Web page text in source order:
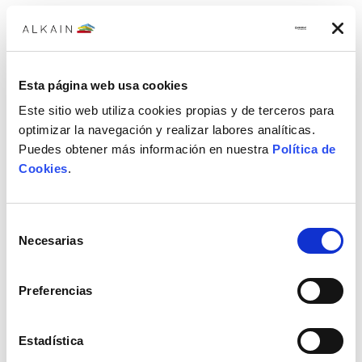
Esta página web usa cookies
Este sitio web utiliza cookies propias y de terceros para
optimizar la navegación y realizar labores analíticas.
Puedes obtener más información en nuestra Política de
Cookies.
Necesarias
Preferencias
Estadística
Cloro multifunción sin sulfato cobre tableta 5 Kg